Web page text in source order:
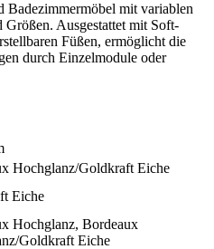
mit variablen
Ausgestattet mit Soft-
Füßen, ermöglicht die
durch Einzelmodule oder
Hochglanz/Goldkraft Eiche
Eiche
Hochglanz, Bordeaux
Goldkraft Eiche